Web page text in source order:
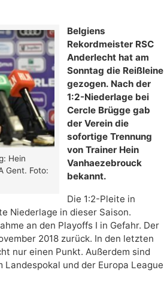
Hein
Gent. Foto:
Belgiens
Rekordmeister RSC
Anderlecht hat am
Sonntag die Reißleine
gezogen. Nach der
1:2-Niederlage bei
Cercle Brügge gab
der Verein die
sofortige Trennung
von Trainer Hein
Vanhaezebrouck
bekannt.
Die 1:2-Pleite in
Niederlage in dieser Saison.
an den Playoffs I in Gefahr. Der
2018 zurück. In den letzten
nur einen Punkt. Außerdem sind
Landespokal und der Europa League